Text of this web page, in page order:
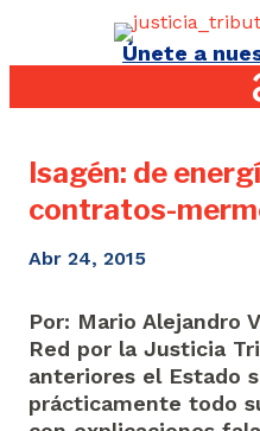
Únete a
Isagén: de
contratos-
Abr 24, 2015
Por: Mario Alejandro
Red por la Justicia
anteriores el Estado
prácticamente todo